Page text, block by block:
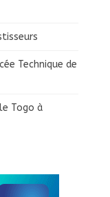
Technique de
Togo à